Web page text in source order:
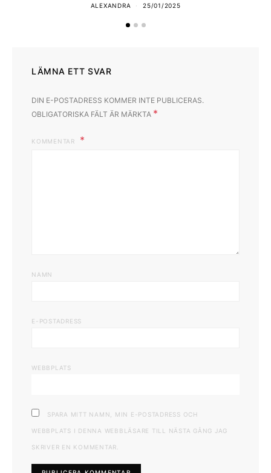
ALEXANDRA 25/01/2025
LÄMNA ETT SVAR
DIN E-POSTADRESS KOMMER INTE PUBLICERAS.
OBLIGATORISKA FÄLT ÄR MÄRKTA *
KOMMENTAR
NAMN
E-POSTADRESS
WEBBPLATS
SPARA MITT NAMN, MIN E-POSTADRESS OCH
WEBBPLATS I DENNA WEBBLÄSARE TILL NÄSTA GÅNG JAG
SKRIVER EN KOMMENTAR.